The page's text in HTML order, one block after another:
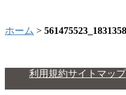
ホーム >
利用規約サイトマップ